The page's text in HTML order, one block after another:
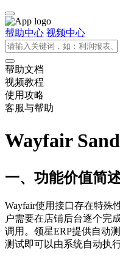
帮助中心 视频中心
帮助文档
视频教程
使用攻略
客服与帮助
Wayfair
一、功能价值简
Wayfair使用接口存在特殊
户需要在店铺后台逐个完
调用。领星ERP提供自动
测试即可以由系统自动执行